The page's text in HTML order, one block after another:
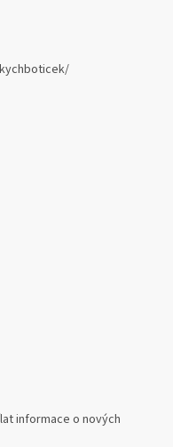
informace o nových